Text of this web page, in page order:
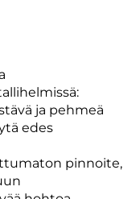
ja pehmeä
edes
pinnoite,